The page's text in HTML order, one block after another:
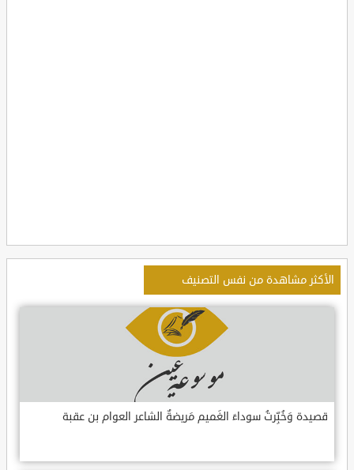
الأكثر مشاهدة من نفس التصنيف
قصيدة وَخُبِّرتُ سوداءَ الغَميم مَريضةٌ الشاعر العوام بن عقبة